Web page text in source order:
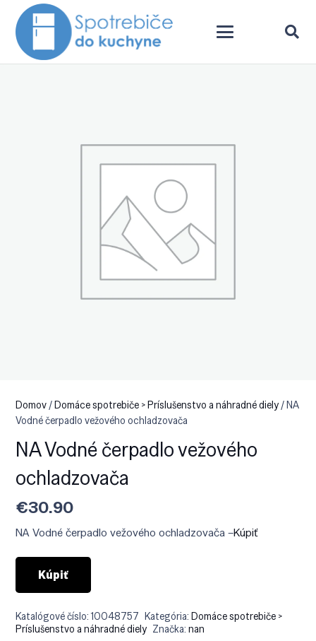
Domov/Domáce spotrebiče > Príslušenstvo a náhradné diely/ NA
Vodné čerpadlo vežového ochladzovača
NA Vodné čerpadlo vežového
ochladzovača
€30.90
NA Vodné čerpadlo vežového ochladzovača –Kúpiť
Kúpiť
Katalógové číslo:10048757 Kategória:Domáce spotrebiče >
Príslušenstvo a náhradné diely Značka:nan